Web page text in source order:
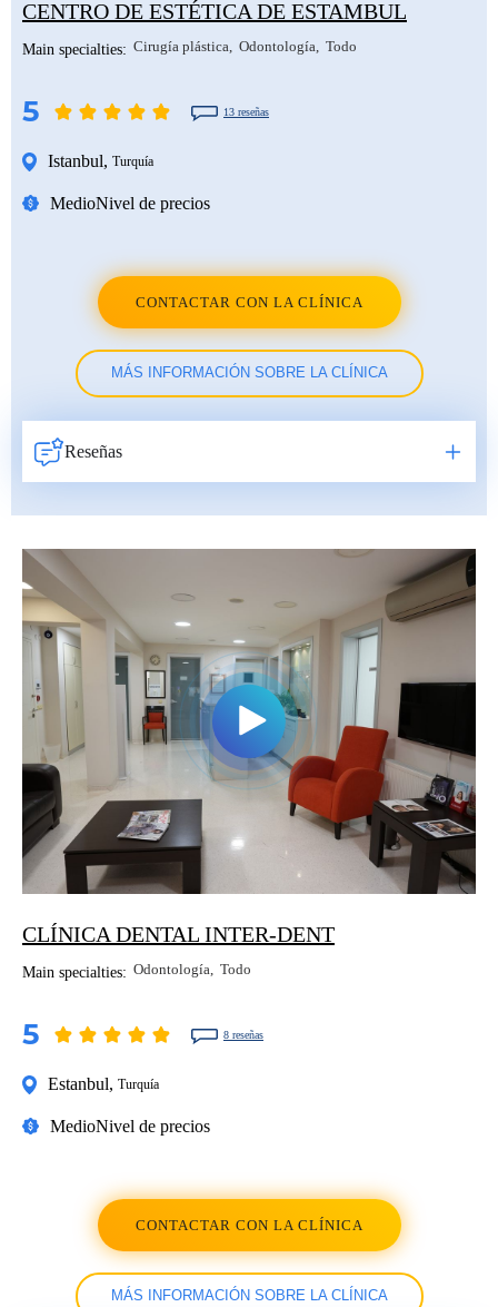
CENTRO DE ESTÉTICA DE ESTAMBUL
Main specialties: Cirugía plástica Odontología Todo
5 13 reseñas
Istanbul, Turquía
MedioNivel de precios
CONTACTAR CON LA CLÍNICA
MÁS INFORMACIÓN SOBRE LA CLÍNICA
Reseñas
CLÍNICA DENTAL INTER-DENT
Main specialties: Odontología Todo
5 8 reseñas
Estanbul, Turquía
MedioNivel de precios
CONTACTAR CON LA CLÍNICA
MÁS INFORMACIÓN SOBRE LA CLÍNICA